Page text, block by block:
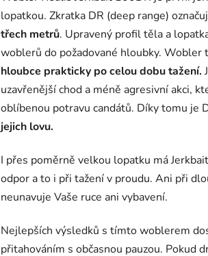
lopatkou. Zkratka DR (deep range)
třech metrů. Upravený profil těla a
woblerů do požadované hloubky. Wobler
hloubce prakticky po celou dobu tažení.
uzavřenější chod a méně agresivní akci,
oblíbenou potravu candátů. Díky tomu je
jejich lovu.
I přes poměrně velkou lopatku má
odpor a to i při tažení v proudu. Ani při
neunavuje Vaše ruce ani vybavení.
Nejlepších výsledků s tímto woblerem
přitahováním s občasnou pauzou. Pokud